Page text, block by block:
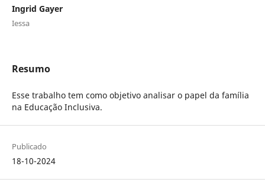
Ingrid Gayer
Iessa
Resumo
Esse trabalho tem como objetivo analisar o papel da família
na Educação Inclusiva.
Publicado
18-10-2024